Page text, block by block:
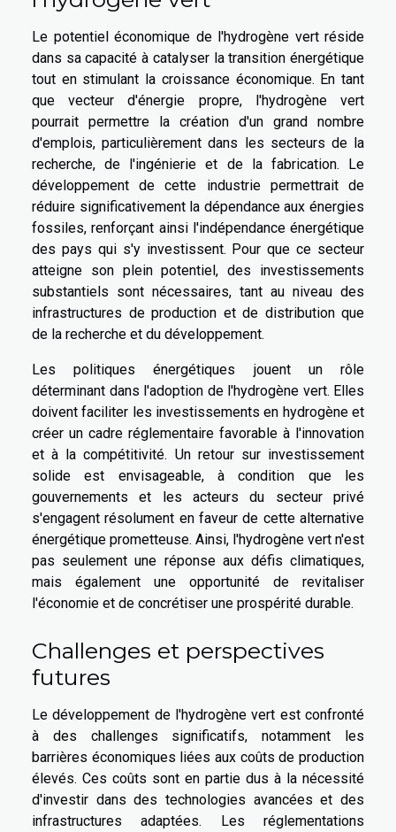
Le potentiel économique de l'hydrogène vert réside
dans sa capacité à catalyser la transition énergétique
tout en stimulant la croissance économique. En tant
que vecteur d'énergie propre, l'hydrogène vert
pourrait permettre la création d'un grand nombre
d'emplois, particulièrement dans les secteurs de la
recherche, de l'ingénierie et de la fabrication. Le
développement de cette industrie permettrait de
réduire significativement la dépendance aux énergies
fossiles, renforçant ainsi l'indépendance énergétique
des pays qui s'y investissent. Pour que ce secteur
atteigne son plein potentiel, des investissements
substantiels sont nécessaires, tant au niveau des
infrastructures de production et de distribution que
de la recherche et du développement.
Les politiques énergétiques jouent un rôle
déterminant dans l'adoption de l'hydrogène vert. Elles
doivent faciliter les investissements en hydrogène et
créer un cadre réglementaire favorable à l'innovation
et à la compétitivité. Un retour sur investissement
solide est envisageable, à condition que les
gouvernements et les acteurs du secteur privé
s'engagent résolument en faveur de cette alternative
énergétique prometteuse. Ainsi, l'hydrogène vert n'est
pas seulement une réponse aux défis climatiques,
mais également une opportunité de revitaliser
l'économie et de concrétiser une prospérité durable.
Challenges et perspectives
futures
Le développement de l'hydrogène vert est confronté
à des challenges significatifs, notamment les
barrières économiques liées aux coûts de production
élevés. Ces coûts sont en partie dus à la nécessité
d'investir dans des technologies avancées et des
infrastructures adaptées. Les réglementations